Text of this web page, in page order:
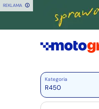
REKLAMA
Kategoria
R450